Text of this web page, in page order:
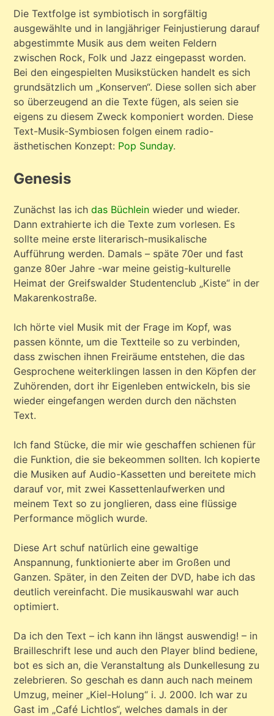
Die Textfolge ist symbiotisch in sorgfältig
ausgewählte und in langjähriger Feinjustierung darauf
abgestimmte Musik aus dem weiten Feldern
zwischen Rock, Folk und Jazz eingepasst worden.
Bei den eingespielten Musikstücken handelt es sich
grundsätzlich um „Konserven“. Diese sollen sich aber
so überzeugend an die Texte fügen, als seien sie
eigens zu diesem Zweck komponiert worden. Diese
Text-Musik-Symbiosen folgen einem radio-
ästhetischen Konzept: Pop Sunday.
Genesis
Zunächst las ichdas Büchlein wieder und wieder.
Dann extrahierte ich die Texte zum vorlesen. Es
sollte meine erste literarisch-musikalische
Aufführung werden. Damals – späte 70er und fast
ganze 80er Jahre -war meine geistig-kulturelle
Heimat der Greifswalder Studentenclub „Kiste“ in der
Makarenkostraße.
Ich hörte viel Musik mit der Frage im Kopf, was
passen könnte, um die Textteile so zu verbinden,
dass zwischen ihnen Freiräume entstehen, die das
Gesprochene weiterklingen lassen in den Köpfen der
Zuhörenden, dort ihr Eigenleben entwickeln, bis sie
wieder eingefangen werden durch den nächsten
Text.
Ich fand Stücke, die mir wie geschaffen schienen für
die Funktion, die sie bekeommen sollten. Ich kopierte
die Musiken auf Audio-Kassetten und bereitete mich
darauf vor, mit zwei Kassettenlaufwerken und
meinem Text so zu jonglieren, dass eine flüssige
Performance möglich wurde.
Diese Art schuf natürlich eine gewaltige
Anspannung, funktionierte aber im Großen und
Ganzen. Später, in den Zeiten der DVD, habe ich das
deutlich vereinfacht. Die musikauswahl war auch
optimiert.
Da ich den Text – ich kann ihn längst auswendig! – in
Brailleschrift lese und auch den Player blind bediene,
bot es sich an, die Veranstaltung als Dunkellesung zu
zelebrieren. So geschah es dann auch nach meinem
Umzug, meiner „Kiel-Holung“ i. J. 2000. Ich war zu
Gast im „Café Lichtlos“, welches damals in der